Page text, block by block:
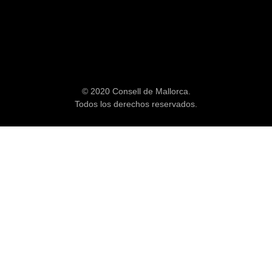
© 2020 Consell de Mallorca.
Todos los derechos reservados.